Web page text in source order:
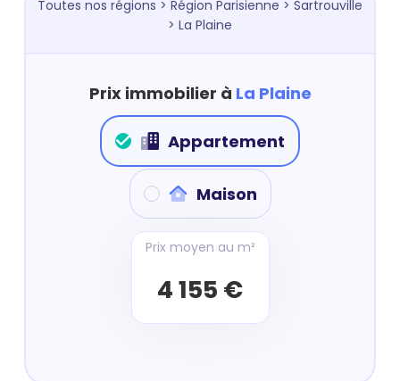
Toutes nos régions > Région Parisienne > Sartrouville
> La Plaine
Prix immobilier à La Plaine
Appartement
Maison
Prix moyen au m²
4 155 €